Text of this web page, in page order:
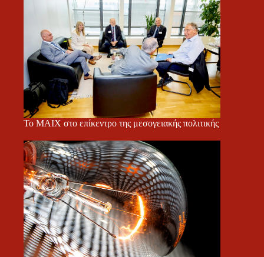
Το ΜΑΙΧ στο επίκεντρο της μεσογειακής πολιτικής